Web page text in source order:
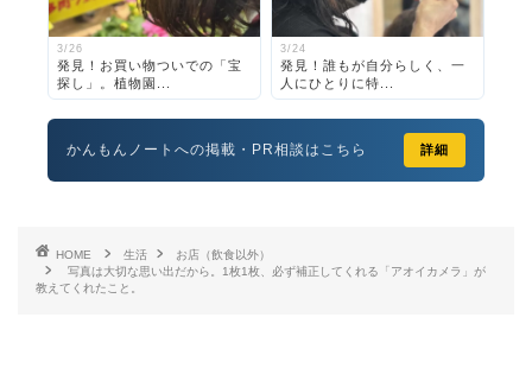
3/26
発見！お買い物ついでの「宝
探し」。植物園...
3/24
発見！誰もが自分らしく、一
人にひとりに特...
かんもんノートへの掲載・PR相談はこちら 詳細
HOME 生活
お店（飲食以外）
写真は大切な思い出だから。1枚1枚、必ず補正してくれる「アオイカメラ」が
教えてくれたこと。